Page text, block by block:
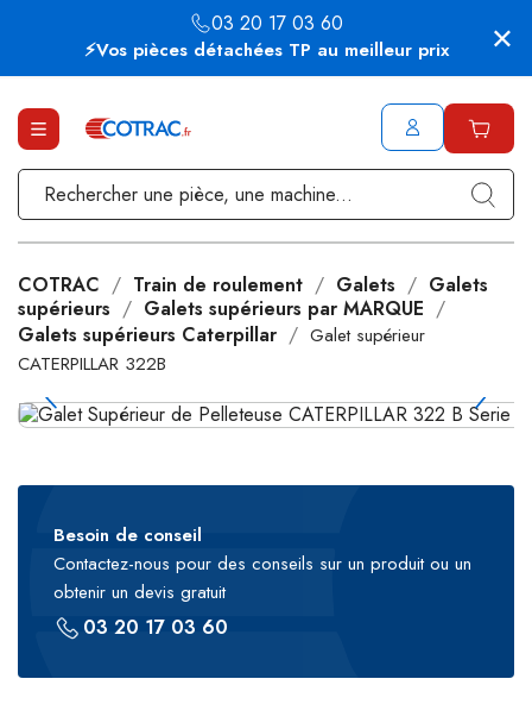
⚡Vos pièces détachées TP au meilleur prix
03 20 17 03 60
COTRAC Train de roulement Galets
Galets
supérieurs
Galets supérieurs par MARQUE
Galets supérieurs Caterpillar
Galet supérieur
CATERPILLAR 322B
Besoin de conseil
Contactez-nous pour des conseils sur un produit ou un
obtenir un devis gratuit
03 20 17 03 60